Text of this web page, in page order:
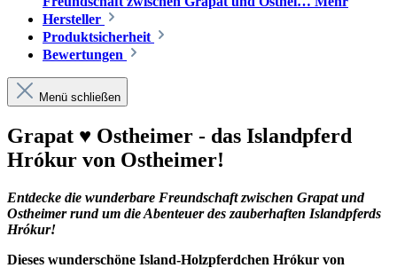
Hersteller
Produktsicherheit
Bewertungen
Menü schließen
Grapat ♥ Ostheimer - das Islandpferd
Hrókur von Ostheimer!
Entdecke die wunderbare Freundschaft zwischen Grapat und
Ostheimer rund um die Abenteuer des zauberhaften Islandpferds
Hrókur!
Dieses wunderschöne Island-Holzpferdchen Hrókur von